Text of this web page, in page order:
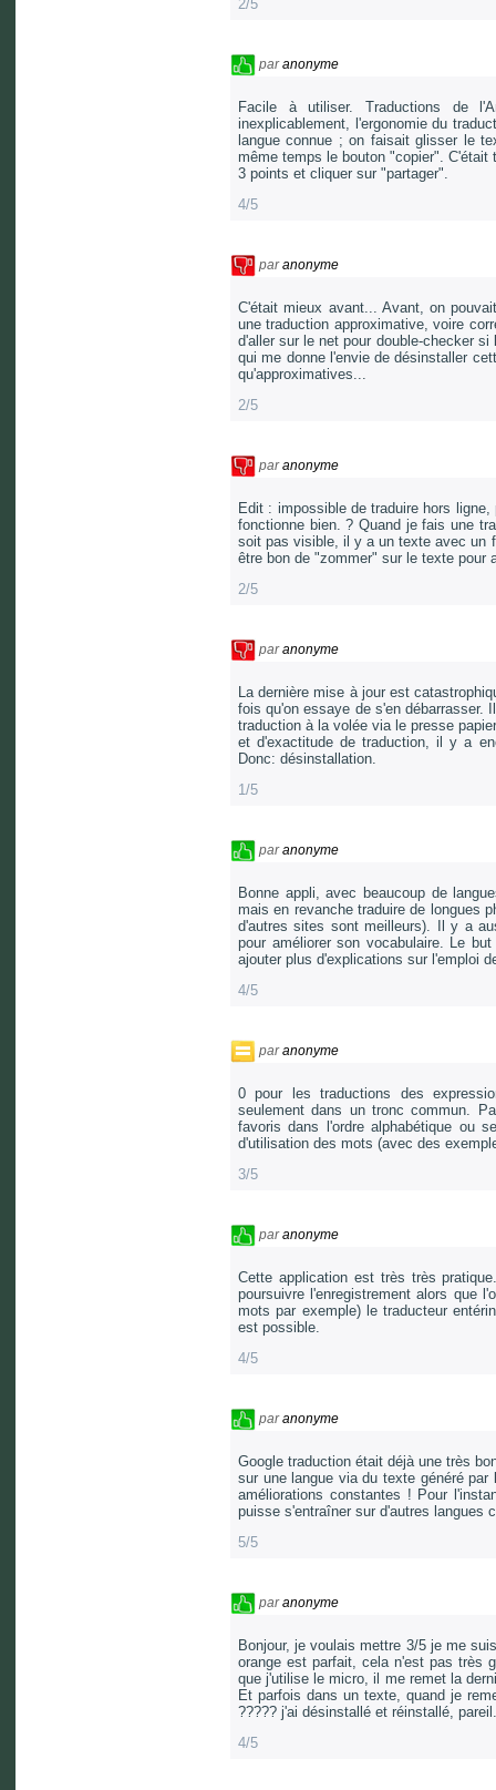
2/5
paranonyme
Facile à utiliser. Traductions de
inexplicablement, l'ergonomie du
langue connue ; on faisait glisser le
même temps le bouton "copier".
3 points et cliquer sur "partager".
4/5
paranonyme
C'était mieux avant... Avant, on
une traduction approximative, voire
d'aller sur le net pour double-checker
qui me donne l'envie de désinstaller
qu'approximatives...
2/5
paranonyme
Edit : impossible de traduire hors
fonctionne bien. ? Quand je fais une
soit pas visible, il y a un texte avec un
être bon de "zommer" sur le texte pour
2/5
paranonyme
La dernière mise à jour est
fois qu'on essaye de s'en débarrasser.
traduction à la volée via le presse
et d'exactitude de traduction, il y a
Donc: désinstallation.
1/5
paranonyme
Bonne appli, avec beaucoup de
mais en revanche traduire de longues
d'autres sites sont meilleurs). Il y a
pour améliorer son vocabulaire. Le
ajouter plus d'explications sur l'emploi
4/5
paranonyme
0 pour les traductions des
seulement dans un tronc commun.
favoris dans l'ordre alphabétique ou
d'utilisation des mots (avec des
3/5
paranonyme
Cette application est très très
poursuivre l'enregistrement alors que
mots par exemple) le traducteur
est possible.
4/5
paranonyme
Google traduction était déjà une très
sur une langue via du texte généré
améliorations constantes ! Pour
puisse s'entraîner sur d'autres langues
5/5
paranonyme
Bonjour, je voulais mettre 3/5 je me
orange est parfait, cela n'est pas très
que j'utilise le micro, il me remet la
Et parfois dans un texte, quand je
????? j'ai désinstallé et réinstallé,
4/5